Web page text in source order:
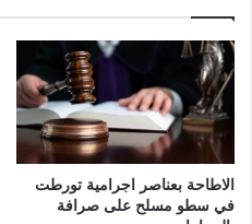
الاطاحة بعناصر اجرامية تورطت
في سطو مسلح على صرافة